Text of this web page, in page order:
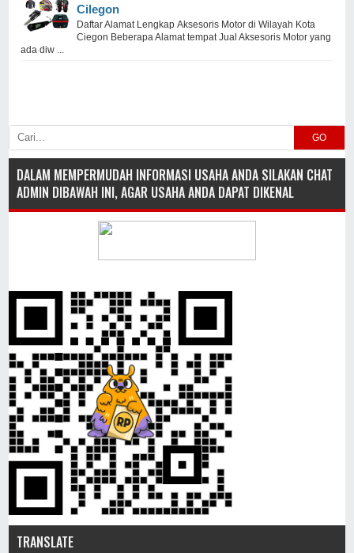
Cilegon
Daftar Alamat Lengkap Aksesoris Motor di Wilayah Kota
Ciegon Beberapa Alamat tempat Jual Aksesoris Motor yang
ada diw ...
GO
DALAM MEMPERMUDAH INFORMASI USAHA ANDA SILAKAN CHAT
ADMIN DIBAWAH INI, AGAR USAHA ANDA DAPAT DIKENAL
TRANSLATE